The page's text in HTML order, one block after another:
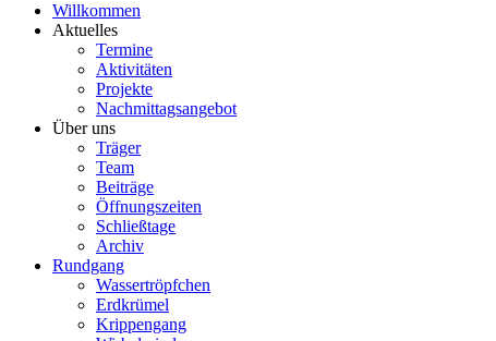
Willkommen
Aktuelles
Termine
Aktivitäten
Projekte
Nachmittagsangebot
Über uns
Träger
Team
Beiträge
Öffnungszeiten
Schließtage
Archiv
Rundgang
Wassertröpfchen
Erdkrümel
Krippengang